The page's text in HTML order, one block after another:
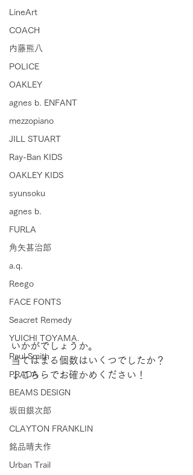
LineArt
COACH
内藤熊八
POLICE
OAKLEY
agnes b. ENFANT
mezzopiano
JILL STUART
Ray-Ban KIDS
OAKLEY KIDS
syunsoku
agnes b.
FURLA
角矢甚治郎
a.q.
Reego
FACE FONTS
Seacret Remedy
YUICHI TOYAMA.
Paul Smith
PRADA
BEAMS DESIGN
坂田銀次郎
CLAYTON FRANKLIN
銘品晴夫作
Urban Trail
いかがでしょうか。
当てはまる個数はいくつでしたか？
↓こちらでお確かめください！